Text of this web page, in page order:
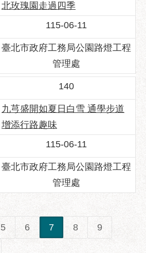
北玫瑰園走過四季
115-06-11
臺北市政府工務局公園路燈工程
管理處
140
九芎盛開如夏日白雪 通學步道
增添行路趣味
115-06-11
臺北市政府工務局公園路燈工程
管理處
5 6 7 8 9